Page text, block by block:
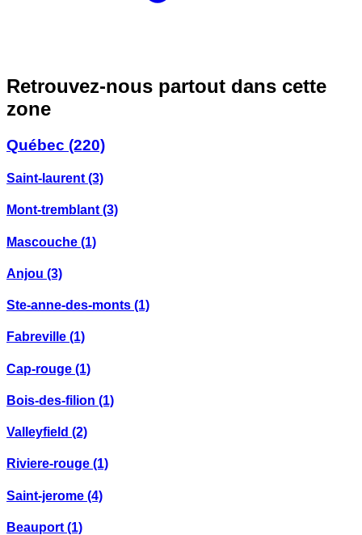
Retrouvez-nous partout dans cette
zone
Québec (220)
Saint-laurent (3)
Mont-tremblant (3)
Mascouche (1)
Anjou (3)
Ste-anne-des-monts (1)
Fabreville (1)
Cap-rouge (1)
Bois-des-filion (1)
Valleyfield (2)
Riviere-rouge (1)
Saint-jerome (4)
Beauport (1)